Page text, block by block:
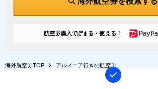
航空券購入で貯まる・使える！
海外航空券TOP アルメニア行きの航空券